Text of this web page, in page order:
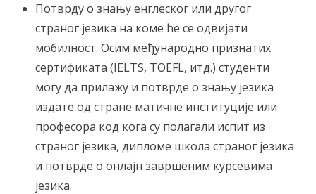
Потврду о знању енглеског или другог
страног језика на коме ће се одвијати
мобилност. Осим међународно признатих
сертификата (IELTS, TOEFL, итд.) студенти
могу да прилажу и потврде о знању језика
издате од стране матичне институције или
професора код кога су полагали испит из
страног језика, дипломе школа страног језика
и потврде о онлајн завршеним курсевима
језика.